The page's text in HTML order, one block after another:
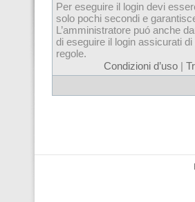
Per eseguire il login devi
solo pochi secondi e
L’amministratore puó anche
di eseguire il login assicurati
regole.
Condizioni d’uso |